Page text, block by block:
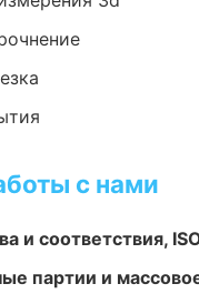
с нами
и соответствия,
партии и